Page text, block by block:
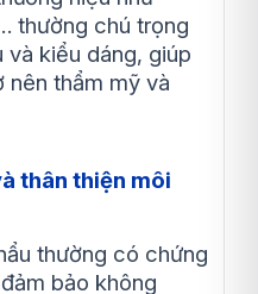
thường chú trọng
và kiểu dáng, giúp
nên thẩm mỹ và
thân thiện môi
thường có chứng
bảo không